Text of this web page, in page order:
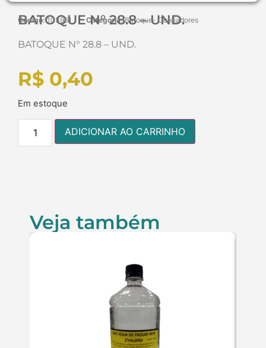
BATOQUE N° 28.8 – UND.
Código:103961 Categoria: Batoque- Gotejadores
BATOQUE N° 28.8 – UND.
R$ 0,40
Em estoque
ADICIONAR AO CARRINHO
Veja também